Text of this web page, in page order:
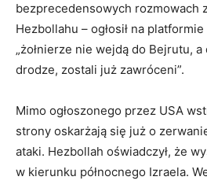
bezprecedensowych rozmowach
Hezbollahu – ogłosił na
„żołnierze nie wejdą do Bejrutu,
drodze, zostali już zawróceni”.
Mimo ogłoszonego przez USA
strony oskarżają się już o
ataki. Hezbollah oświadczył, że
w kierunku północnego Izraela.